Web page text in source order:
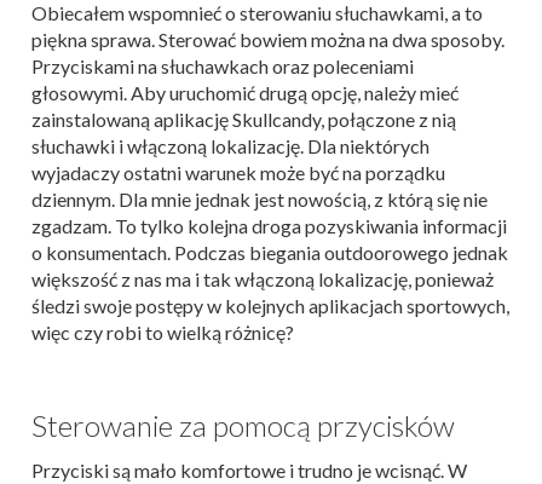
Obiecałem wspomnieć o sterowaniu słuchawkami, a to
piękna sprawa. Sterować bowiem można na dwa sposoby.
Przyciskami na słuchawkach oraz poleceniami
głosowymi. Aby uruchomić drugą opcję, należy mieć
zainstalowaną aplikację Skullcandy, połączone z nią
słuchawki i włączoną lokalizację. Dla niektórych
wyjadaczy ostatni warunek może być na porządku
dziennym. Dla mnie jednak jest nowością, z którą się nie
zgadzam. To tylko kolejna droga pozyskiwania informacji
o konsumentach. Podczas biegania outdoorowego jednak
większość z nas ma i tak włączoną lokalizację, ponieważ
śledzi swoje postępy w kolejnych aplikacjach sportowych,
więc czy robi to wielką różnicę?
Sterowanie za pomocą przycisków
Przyciski są mało komfortowe i trudno je wcisnąć. W